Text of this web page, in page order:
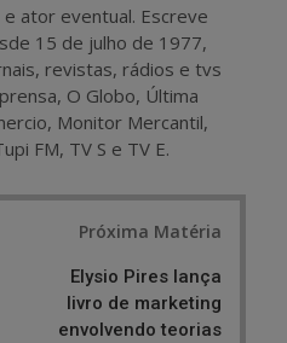
e ator eventual. Escreve
15 de julho de 1977,
revistas, rádios e tvs
O Globo, Última
Monitor Mercantil,
FM, TV S e TV E.
Próxima Matéria
Elysio Pires lança
livro de marketing
envolvendo teorias